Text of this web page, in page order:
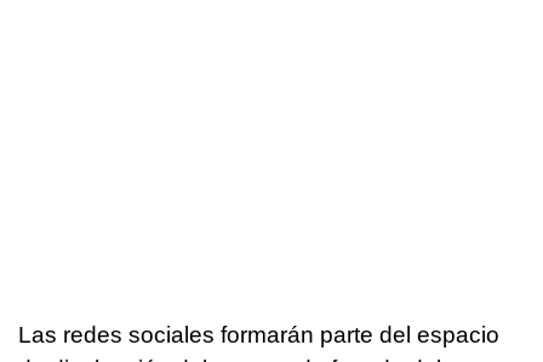
Las redes sociales formarán parte del espacio